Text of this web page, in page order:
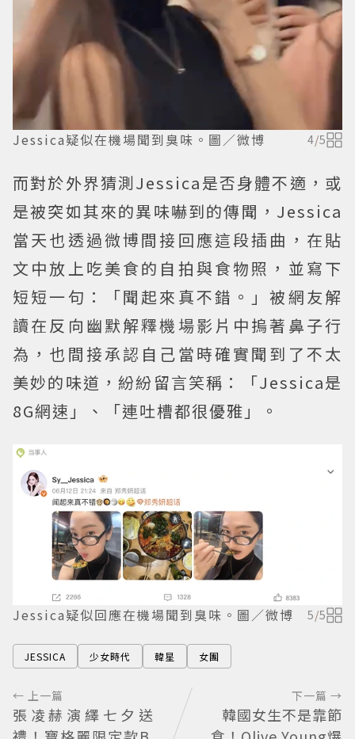
Jessica疑似在機場聞到臭味。圖／微博 4/5
而對於外界猜測Jessica是否身體不適，或
是被突如其來的異味嚇到的傳聞，Jessica
當天也透過微博間接回應這段插曲，在貼
文中放上吃美食的自拍與食物照，並寫下
短短一句：「聞起來真不錯。」被網友解
讀在反向幽默解釋機場影片中摀著鼻子行
為，也間接承認自己當時確實聞到了不太
美妙的味道，紛紛留言笑稱：「Jessica是
8G網速」、「連吐槽都很優雅」。
Jessica疑似回應在機場聞到臭味。圖／微博 5/5
JESSICA 少女時代 韓星 女團
← 上一篇
張凌赫演繹七夕送
下一篇 →
韓國女生不是靠節